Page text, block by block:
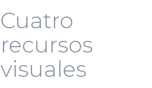
Cuatro
recursos
visuales